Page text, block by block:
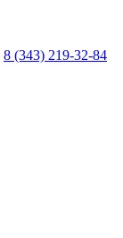
8 (343) 219-32-84